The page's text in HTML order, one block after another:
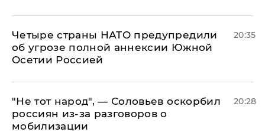
Четыре страны НАТО предупредили
об угрозе полной аннексии Южной
Осетии Россией
20:35
​"Не тот народ", — Соловьев оскорбил
россиян из-за разговоров о
мобилизации
20:28